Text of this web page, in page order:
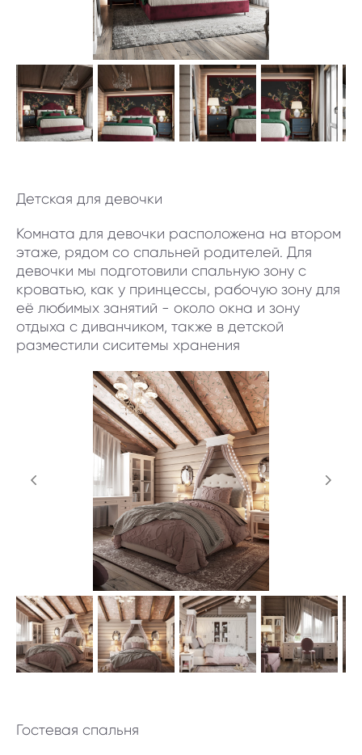
Детская для девочки
Комната для девочки расположена на втором
этаже, рядом со спальней родителей. Для
девочки мы подготовили спальную зону с
кроватью, как у принцессы, рабочую зону для
её любимых занятий - около окна и зону
отдыха с диванчиком, также в детской
разместили сиситемы хранения
Гостевая спальня